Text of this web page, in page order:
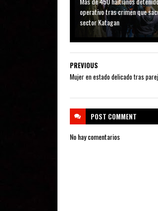
operativo tras crimen que
sector Katagan
PREVIOUS
Mujer en estado delicado tras
POST COMMENT
No hay comentarios